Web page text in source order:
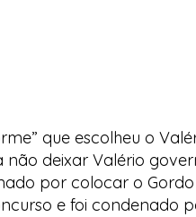
que escolheu o
deixar Valério
por colocar o
e foi condenado